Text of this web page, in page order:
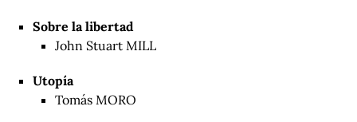
Sobre la libertad
John Stuart MILL
Utopía
Tomás MORO